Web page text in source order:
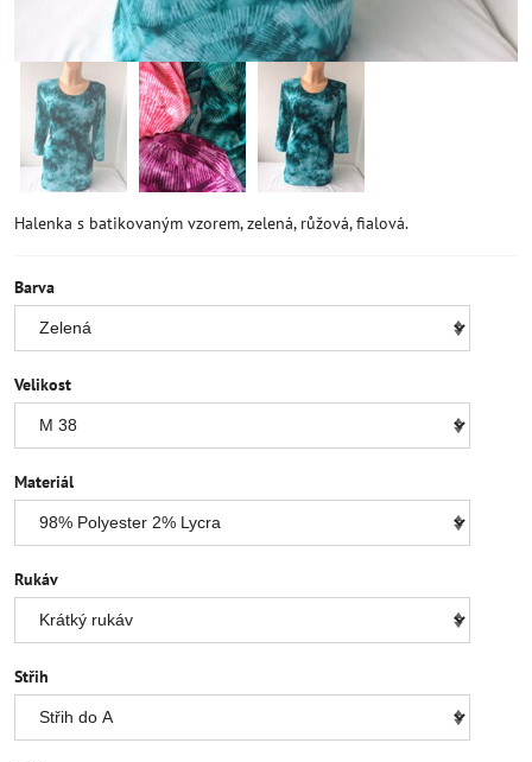
Halenka s batikovaným vzorem, zelená, růžová, fialová.
Barva
Velikost
Materiál
Rukáv
Střih